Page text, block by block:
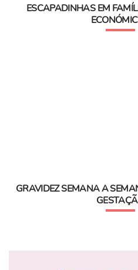
ESCAPADINHAS EM
GRAVIDEZ SEMANA A